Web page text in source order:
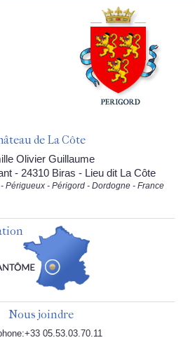
de La Côte
Olivier Guillaume
- 24310 Biras - Lieu dit La Côte
Périgueux - Périgord - Dordogne - France
Nous joindre
05.53.03.70.11